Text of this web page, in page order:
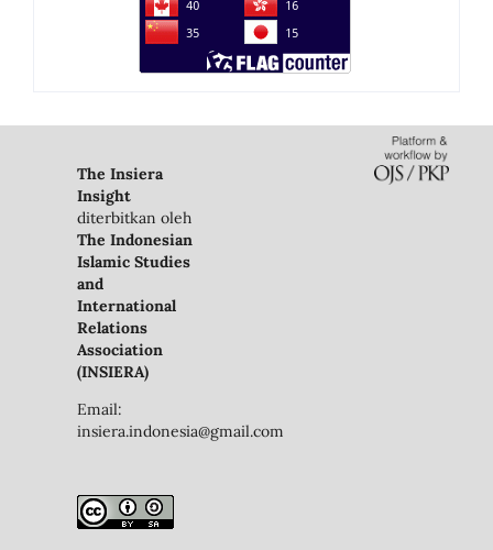
The Insiera
Insight
diterbitkan oleh
The Indonesian
Islamic Studies
and
International
Relations
Association
(INSIERA)
Email:
insiera.indonesia@gmail.com